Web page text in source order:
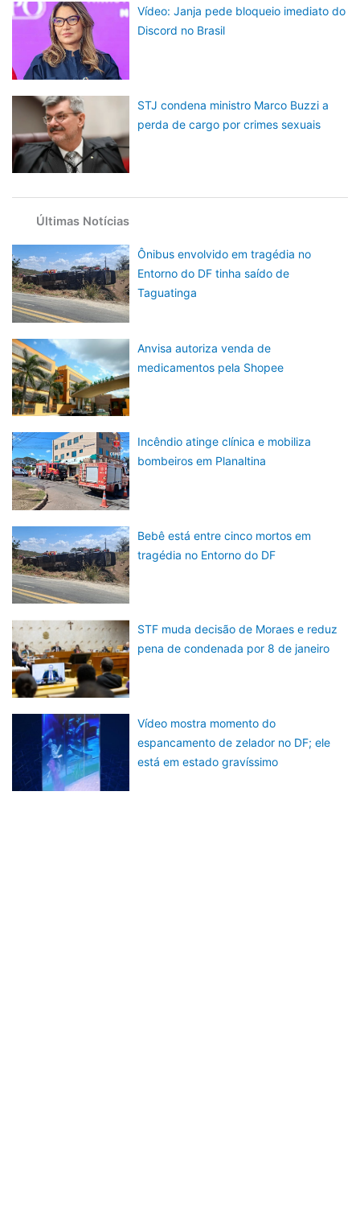
Vídeo: Janja pede bloqueio imediato do
Discord no Brasil
STJ condena ministro Marco Buzzi a
perda de cargo por crimes sexuais
Últimas Notícias
Ônibus envolvido em tragédia no
Entorno do DF tinha saído de
Taguatinga
Anvisa autoriza venda de
medicamentos pela Shopee
Incêndio atinge clínica e mobiliza
bombeiros em Planaltina
Bebê está entre cinco mortos em
tragédia no Entorno do DF
STF muda decisão de Moraes e reduz
pena de condenada por 8 de janeiro
Vídeo mostra momento do
espancamento de zelador no DF; ele
está em estado gravíssimo